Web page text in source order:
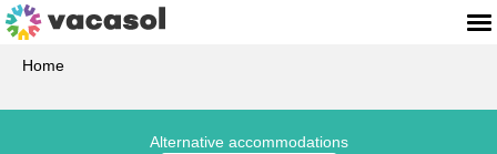
Home
Alternative accommodations